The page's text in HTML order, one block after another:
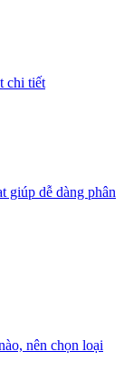
chi tiết
giúp dễ dàng phân
nên chọn loại